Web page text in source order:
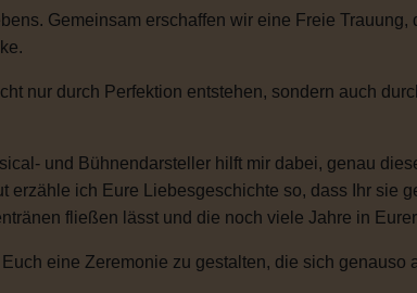
Gemeinsam erschaffen wir eine Freie
nur durch Perfektion entstehen, sondern auch
und Bühnendarsteller hilft mir dabei, genau
ich Eure Liebesgeschichte so, dass Ihr sie
fließen lässt und die noch viele Jahre in
eine Zeremonie zu gestalten, die sich genauso